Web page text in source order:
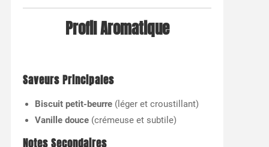
Profil Aromatique
Saveurs Principales
Biscuit petit-beurre(léger et croustillant)
Vanille douce(crémeuse et subtile)
Notes Secondaires